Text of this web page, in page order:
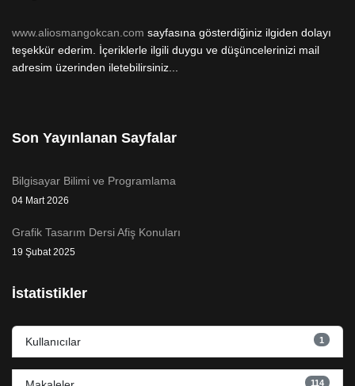
www.aliosmangokcan.com sayfasına gösterdiğiniz ilgiden dolayı
teşekkür ederim. İçeriklerle ilgili duygu ve düşüncelerinizi mail
adresim üzerinden iletebilirsiniz...
Son Yayınlanan Sayfalar
Bilgisayar Bilimi ve Programlama
04 Mart 2026
Grafik Tasarım Dersi Afiş Konuları
19 Şubat 2025
İstatistikler
Kullanıcılar 1
114